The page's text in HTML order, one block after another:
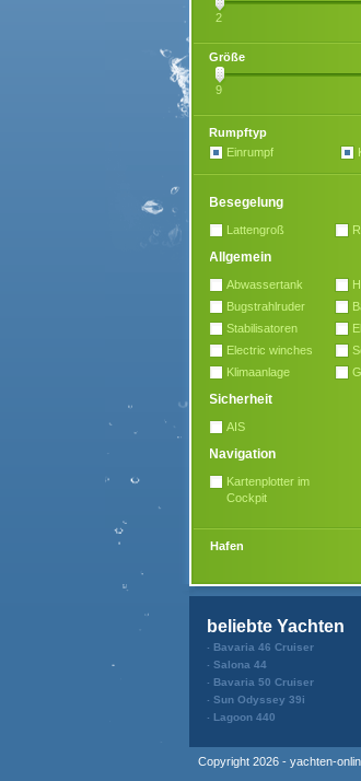
2
Größe
9
Rumpftyp
Einrumpf
Besegelung
Lattengroß
Allgemein
Abwassertank
Bugstrahlruder
Stabilisatoren
Electric winches
Klimaanlage
Sicherheit
AIS
Navigation
Kartenplotter im
Cockpit
Hafen
beliebte Yachten
Bavaria 46 Cruiser
Salona 44
Bavaria 50 Cruiser
Sun Odyssey 39i
Lagoon 440
Copyright 2026 - yachten-